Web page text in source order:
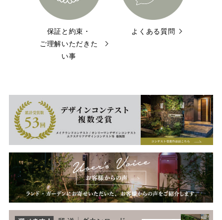
保証と約束・
ご理解いただきた
い事
よくある質問